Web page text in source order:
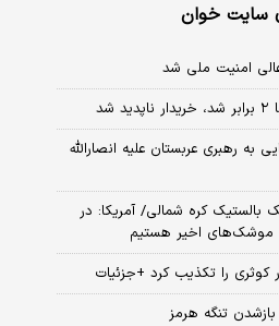
سایت خوان
امنیت ملی شد
به رهبری عربستان علیه انصارالله
کره شمالی/ آمریکا: در
موشک‌های اخیر هستیم
کوثری را تکذیب کرد +جزئیات
تنگه هرمز